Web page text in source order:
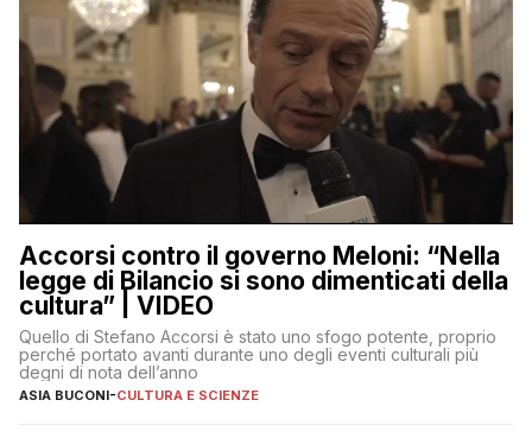
Accorsi contro il governo Meloni: “Nella
legge di Bilancio si sono dimenticati della
cultura” | VIDEO
Quello di Stefano Accorsi è stato uno sfogo potente, proprio
perché portato avanti durante uno degli eventi culturali più
degni di nota dell’anno
ASIA BUCONI-CULTURA E SCIENZE